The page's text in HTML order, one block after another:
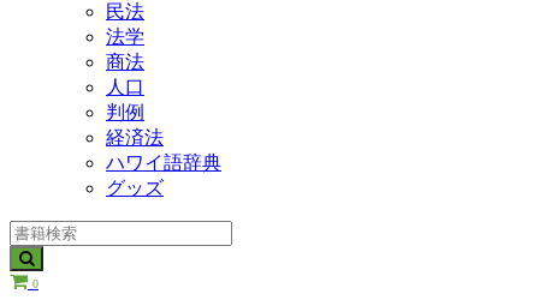
民法
法学
商法
人口
判例
経済法
ハワイ語辞典
グッズ
0